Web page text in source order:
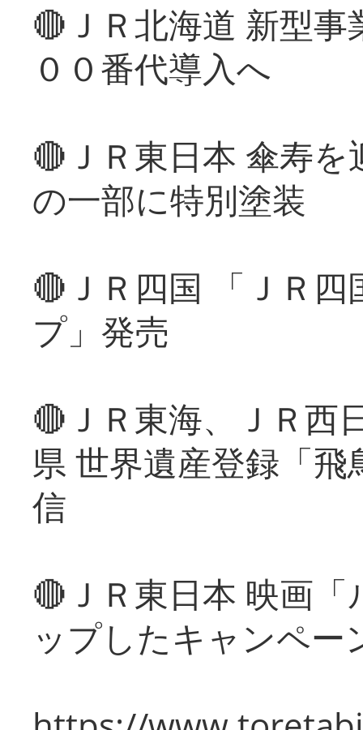
🔴ＪＲ北海道 新型
００番代導入へ
🔴ＪＲ東日本 傘寿
の一部に特別塗装
🔴ＪＲ四国 「ＪＲ
プ」発売
🔴ＪＲ東海、ＪＲ西
県 世界遺産登録「
信
🔴ＪＲ東日本 映画
ップしたキャンペー